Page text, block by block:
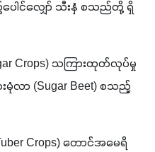
ပေါင်လျှော် သီးနှံ စသည်တို့ ရှိ
Crops) သကြားထုတ်လုပ်မှု
မုံလာ (Sugar Beet) စသည့်
Crops) တောင်အမေရိ